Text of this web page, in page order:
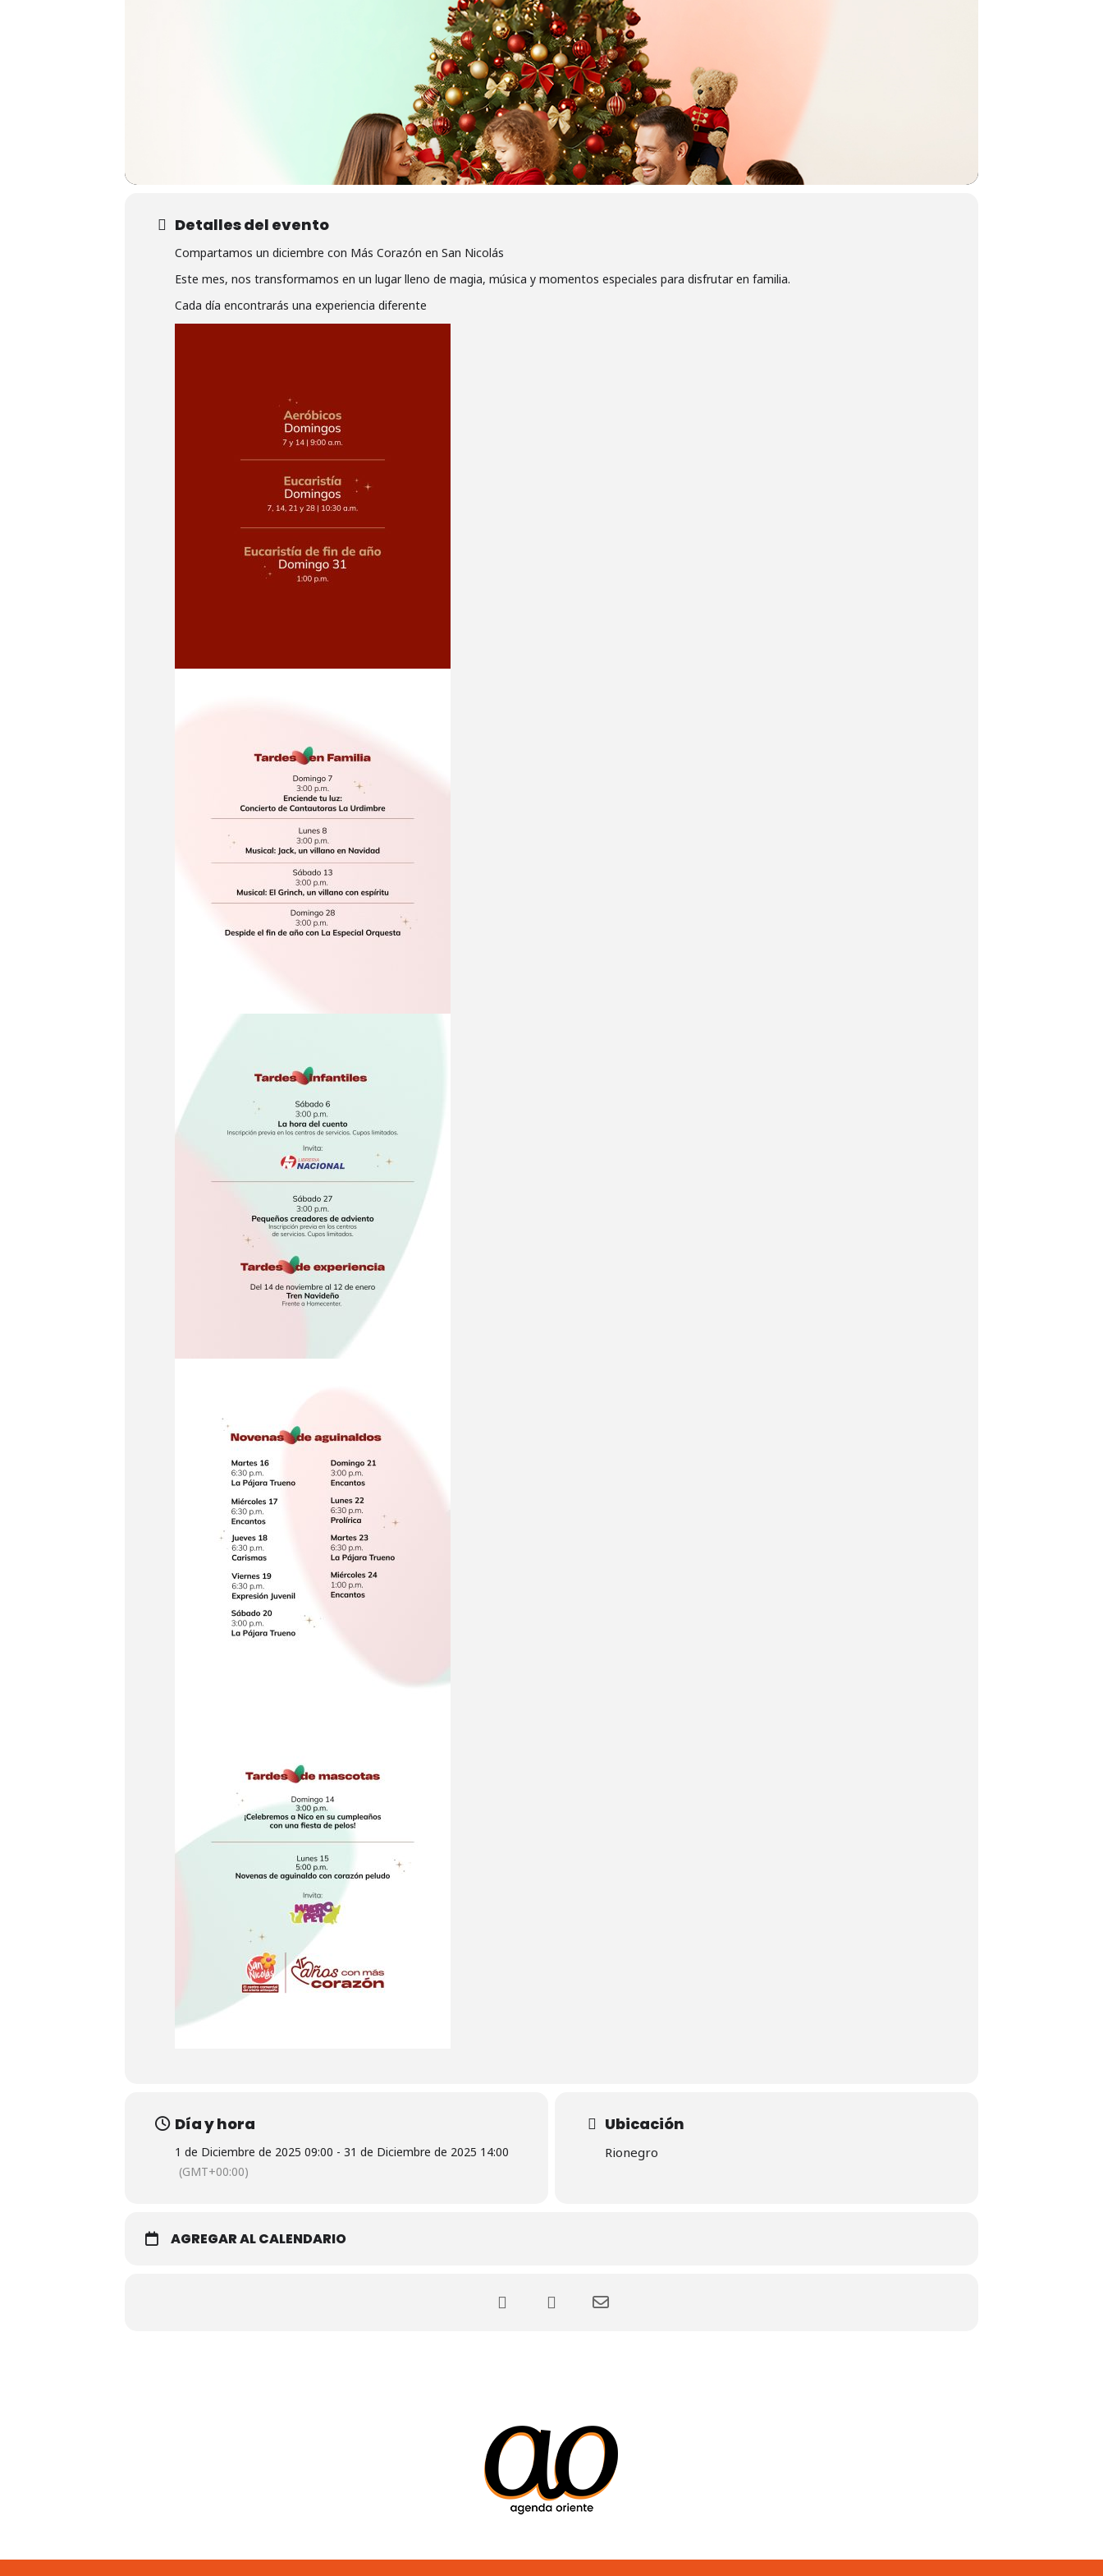
Hit enter to search or ESC to close
Detalles del evento
Compartamos un diciembre con Más Corazón en San Nicolás
Este mes, nos transformamos en un lugar lleno de magia, música y momentos especiales para disfrutar en familia.
Cada día encontrarás una experiencia diferente
Día y hora
1 de Diciembre de 2025 09:00 - 31 de Diciembre de 2025 14:00
(GMT+00:00)
Ubicación
Rionegro
AGREGAR AL CALENDARIO